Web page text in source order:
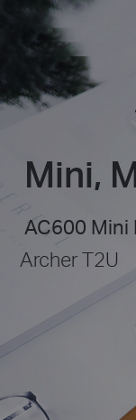
Mini,
AC600 Mini
Archer T2U